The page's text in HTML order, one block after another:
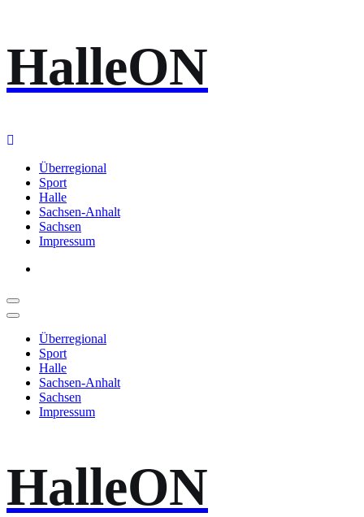
Inhalt
springen
HalleON
Überregional
Sport
Halle
Sachsen-Anhalt
Sachsen
Impressum
Überregional
Sport
Halle
Sachsen-Anhalt
Sachsen
Impressum
HalleON